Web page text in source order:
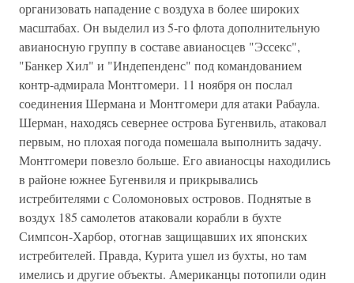
организовать нападение с воздуха в более широких
масштабах. Он выделил из 5-го флота дополнительную
авианосную группу в составе авианосцев "Эссекс",
"Банкер Хил" и "Индепенденс" под командованием
контр-адмирала Монтгомери. 11 ноября он послал
соединения Шермана и Монтгомери для атаки Рабаула.
Шерман, находясь севернее острова Бугенвиль, атаковал
первым, но плохая погода помешала выполнить задачу.
Монтгомери повезло больше. Его авианосцы находились
в районе южнее Бугенвиля и прикрывались
истребителями с Соломоновых островов. Поднятые в
воздух 185 самолетов атаковали корабли в бухте
Симпсон-Харбор, отогнав защищавших их японских
истребителей. Правда, Курита ушел из бухты, но там
имелись и другие объекты. Американцы потопили один